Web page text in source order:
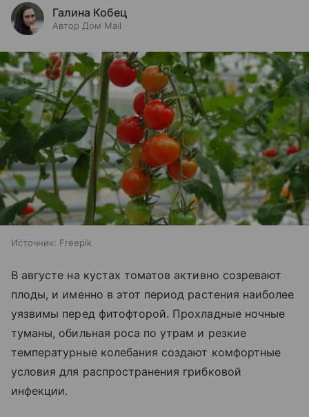
Галина Кобец
Автор Дом Mail
Источник: Freepik
В августе на кустах томатов активно созревают
плоды, и именно в этот период растения наиболее
уязвимы перед фитофторой. Прохладные ночные
туманы, обильная роса по утрам и резкие
температурные колебания создают комфортные
условия для распространения грибковой
инфекции.